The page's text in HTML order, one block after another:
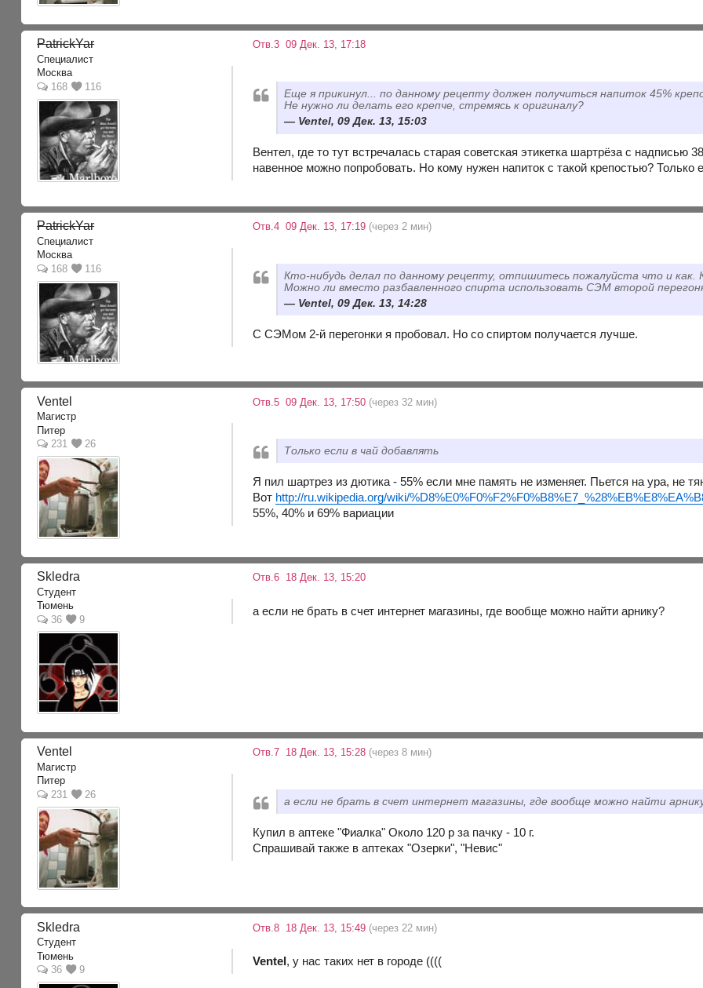
PatrickYar
Специалист
Москва
168
116
Отв.3 09 Дек. 13, 17:18
Еще я прикинул... по данному рецепту должен получиться напиток 45%
Не нужно ли делать его крепче, стремясь к оригиналу?
Ventel, 09 Дек. 13, 15:03
Вентел, где то тут встречалась старая советская этикетка шартрёза с надписью
навенное можно попробовать. Но кому нужен напиток с такой крепостью? Только
PatrickYar
Специалист
Москва
168
116
Отв.4 09 Дек. 13, 17:19 (через 2 мин)
Кто-нибудь делал по данному рецепту, отпишитесь пожалуйста что и как.
Можно ли вместо разбавленного спирта использовать СЭМ второй
Ventel, 09 Дек. 13, 14:28
С СЭМом 2-й перегонки я пробовал. Но со спиртом получается лучше.
Ventel
Магистр
Питер
231
26
Отв.5 09 Дек. 13, 17:50 (через 32 мин)
Только если в чай добавлять
Я пил шартрез из дютика - 55% если мне память не изменяет. Пьется на ура, не
Вот http://ru.wikipedia.org/wiki/
55%, 40% и 69% вариации
Skledra
Студент
Тюмень
36
9
Отв.6 18 Дек. 13, 15:20
а если не брать в счет интернет магазины, где вообще можно найти арнику?
Ventel
Магистр
Питер
231
26
Отв.7 18 Дек. 13, 15:28 (через 8 мин)
а если не брать в счет интернет магазины, где вообще можно найти
Купил в аптеке "Фиалка" Около 120 р за пачку - 10 г.
Спрашивай также в аптеках "Озерки", "Невис"
Skledra
Студент
Тюмень
36
9
Отв.8 18 Дек. 13, 15:49 (через 22 мин)
Ventel, у нас таких нет в городе ((((